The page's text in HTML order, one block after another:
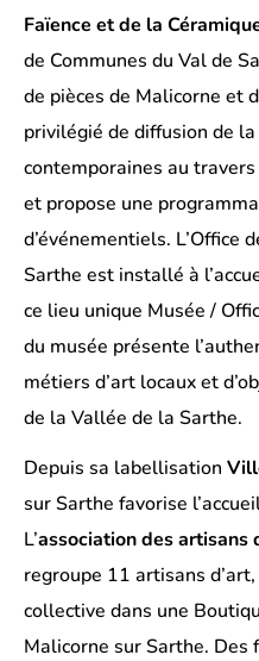
Faïence et de la
de Communes du Val de
de pièces de Malicorne et
privilégié de diffusion de
contemporaines au
et propose une
d’événementiels. L’Office
Sarthe est installé à
ce lieu unique Musée /
du musée présente
métiers d’art locaux et
de la Vallée de la Sarthe.
Depuis sa labellisation
sur Sarthe favorise
L’association des artisans
regroupe 11 artisans
collective dans une
Malicorne sur Sarthe. Des